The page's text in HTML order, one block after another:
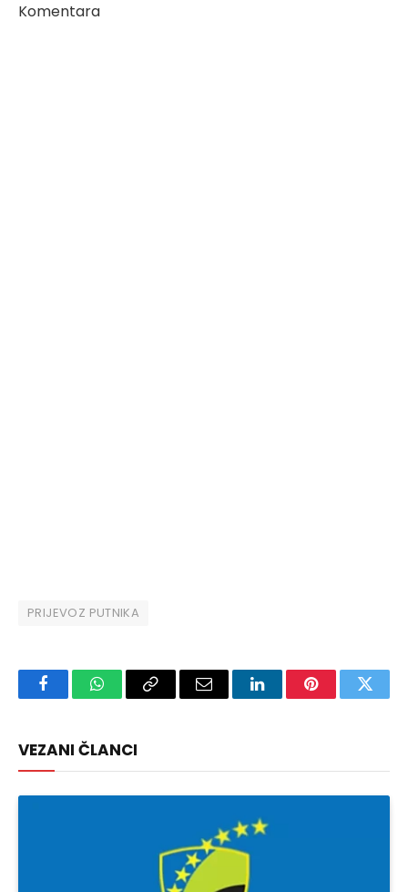
Komentara
PRIJEVOZ PUTNIKA
FacebookWhatsAppCopy
Email LinkedInPinterest
VEZANI ČLANCI